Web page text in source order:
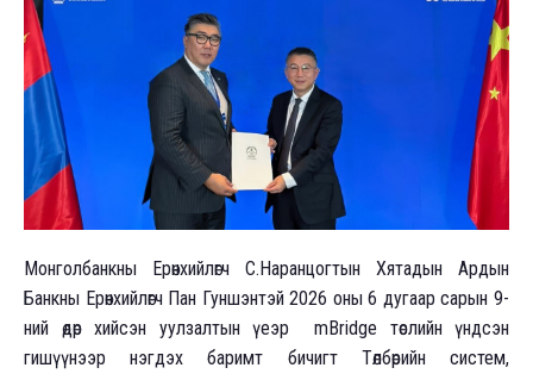
Монголбанкны Ерөнхийлөгч С.Наранцогтын Хятадын Ардын
Банкны Ерөнхийлөгч Пан Гуншэнтэй 2026 оны 6 дугаар сарын 9-
ний өдөр хийсэн уулзалтын үеэр mBridge төслийн үндсэн
гишүүнээр нэгдэх баримт бичигт Төлбөрийн систем,